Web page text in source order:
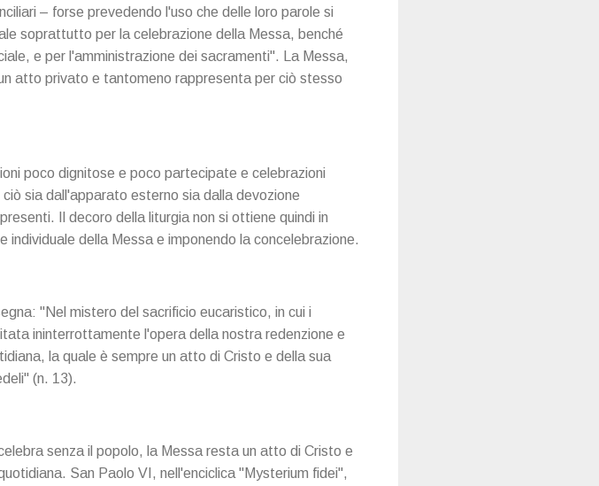
– forse prevedendo l'uso che delle loro parole si
soprattutto per la celebrazione della Messa, benché
e per l'amministrazione dei sacramenti". La Messa,
atto privato e tantomeno rappresenta per ciò stesso
poco dignitose e poco partecipate e celebrazioni
sia dall'apparato esterno sia dalla devozione
Il decoro della liturgia non si ottiene quindi in
della Messa e imponendo la concelebrazione.
"Nel mistero del sacrificio eucaristico, in cui i
ininterrottamente l'opera della nostra redenzione e
la quale è sempre un atto di Cristo e della sua
(n. 13).
senza il popolo, la Messa resta un atto di Cristo e
San Paolo VI, nell'enciclica "Mysterium fidei",